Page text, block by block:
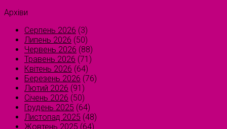
Архіви
Серпень 2026 (3)
Липень 2026 (50)
Червень 2026 (88)
Травень 2026 (71)
Квітень 2026 (64)
Березень 2026 (76)
Лютий 2026 (91)
Січень 2026 (50)
Грудень 2025 (64)
Листопад 2025 (48)
Жовтень 2025 (64)